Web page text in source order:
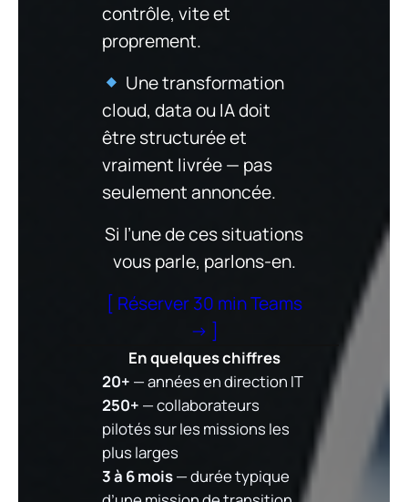
contrôle, vite et
proprement.
Une transformation
cloud, data ou IA doit
être structurée et
vraiment livrée — pas
seulement annoncée.
Si l’une de ces situations
vous parle, parlons-en.
[ Réserver 30 min Teams
→ ]
En quelques chiffres
20+ — années en direction IT
250+ — collaborateurs
pilotés sur les missions les
plus larges
3 à 6 mois— durée typique